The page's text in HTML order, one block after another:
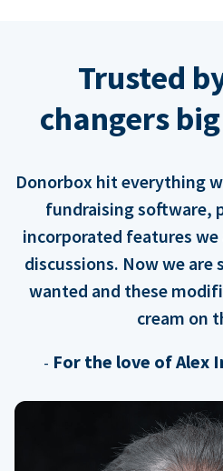
Trusted
changers
Donorbox hit everything
fundraising software,
incorporated features
discussions. Now we are
wanted and these
cream on
- For the love of Alex